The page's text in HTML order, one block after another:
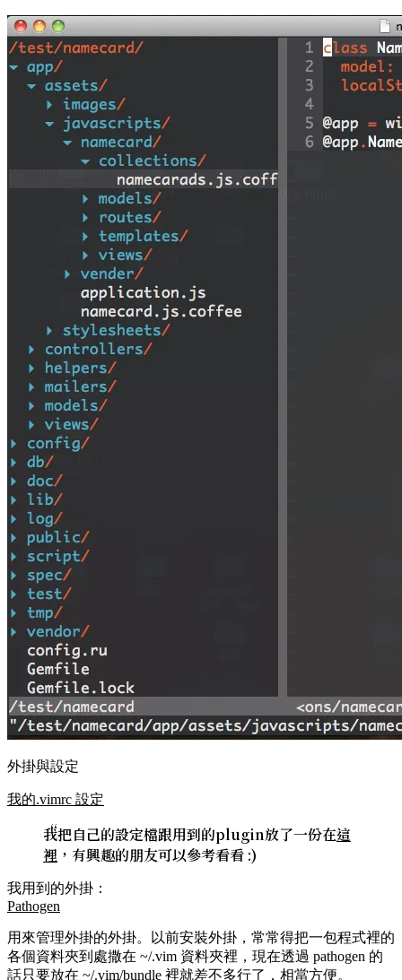
外掛與設定
我的.vimrc 設定
我把自己的設定檔跟用到的plugin放了一份在這
裡 ，有興趣的朋友可以參考看看 :)
我用到的外掛：
Pathogen
用來管理外掛的外掛。以前安裝外掛，常常得把一包程式裡的
各個資料夾到處撒在 ~/.vim 資料夾裡，現在透過 pathogen 的
話只要放在 ~/.vim/bundle 裡就差不多行了，相當方便。